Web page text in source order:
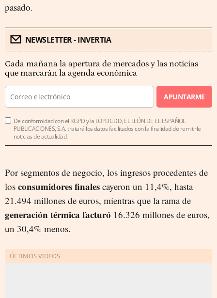
pasado.
NEWSLETTER - INVERTIA
Cada mañana la apertura de mercados y las noticias
que marcarán la agenda económica
APUNTARME
De conformidad con el RGPD y la LOPDGDD, EL LEÓN DE EL ESPAÑOL
PUBLICACIONES, S.A. tratará los datos facilitados con la finalidad de remitirle
noticias de actualidad.
Por segmentos de negocio, los ingresos procedentes de
los consumidores finales cayeron un 11,4%, hasta
21.494 millones de euros, mientras que la rama de
generación térmica facturó 16.326 millones de euros,
un 30,4% menos.